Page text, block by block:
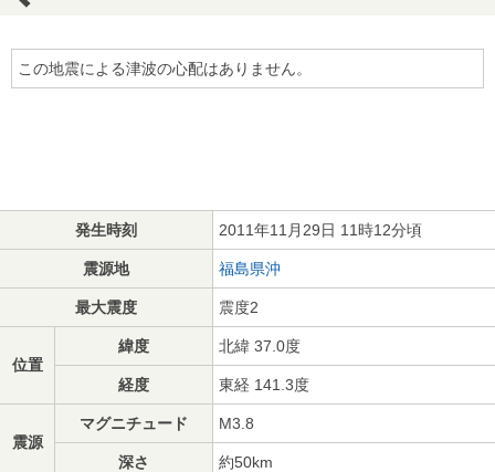
この地震による津波の心配はありません。
発生時刻 2011年11月29日 11時12分頃
震源地 福島県沖
最大震度 震度2
位置
緯度 北緯 37.0度
経度 東経 141.3度
震源
マグニチュード M3.8
深さ 約50km